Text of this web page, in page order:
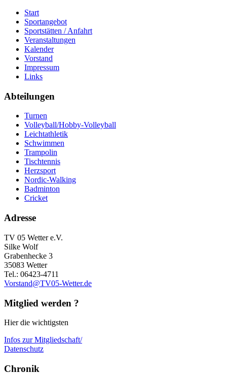
Start
Sportangebot
Sportstätten / Anfahrt
Veranstaltungen
Kalender
Vorstand
Impressum
Links
Abteilungen
Turnen
Volleyball/Hobby-Volleyball
Leichtathletik
Schwimmen
Trampolin
Tischtennis
Herzsport
Nordic-Walking
Badminton
Cricket
Adresse
TV 05 Wetter e.V.
Silke Wolf
Grabenhecke 3
35083 Wetter
Tel.: 06423-4711
Vorstand@TV05-Wetter.de
Mitglied werden ?
Hier die wichtigsten
Infos zur Mitgliedschaft/
Datenschutz
Chronik